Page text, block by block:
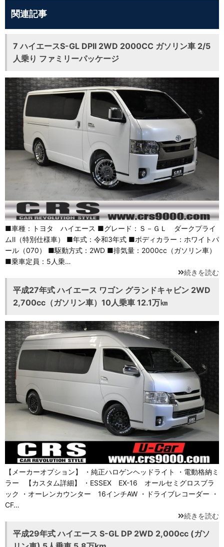
関連記事
7 ハイエースS-GL DPII 2WD 2000CC ガソリン車 2/5
人乗り ファミリーパッケージ
■車種：トヨタ ハイエース ■グレード：Ｓ－ＧＬ ダークプライ
ムⅡ（特別仕様車） ■年式：令和3年式 ■ボディカラー：ホワイトパ
ール（070） ■駆動方式：2WD ■排気量：2000cc（ガソリン車）
■乗車定員：5人乗…
続きを読む
平成27年式 ハイエース ワゴン グランドキャビン 2WD
2,700cc（ガソリン車）10人乗車 12.1万㎞
【メーカーオプション】 ・純正ハロゲンヘッドライト ・電動格納ミ
ラー 【カスタム詳細】 ・ESSEX EX-16 オールセミグロスブラ
ック ・オーレンカウンター 16インチAW ・ドライブレコーダー ・
CF…
続きを読む
平成29年式 ハイエース S-GL DP 2WD 2,000cc (ガソ